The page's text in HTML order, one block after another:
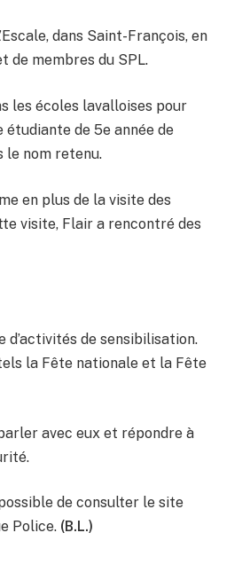
dans Saint-François, en
de membres du SPL.
les écoles lavalloises pour
de 5e année de
le nom retenu.
en plus de la visite des
visite, Flair a rencontré des
de sensibilisation.
la Fête nationale et la Fête
avec eux et répondre à
de consulter le site
Police. (B.L.)